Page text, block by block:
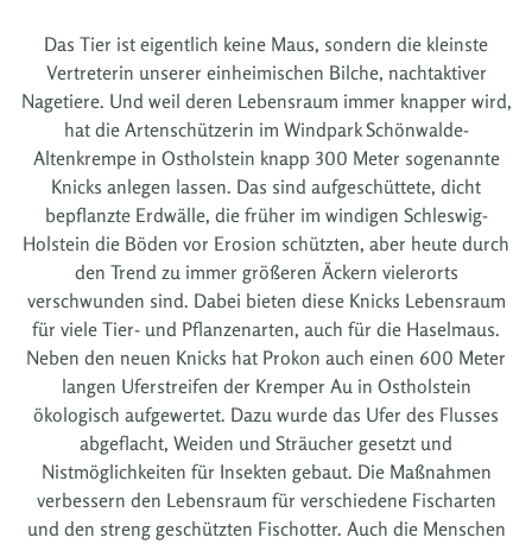
Das Tier ist eigentlich keine Maus, sondern die kleinste
Vertreterin unserer einheimischen Bilche, nachtaktiver
Nagetiere. Und weil deren Lebensraum immer knapper wird,
hat die Artenschützerin im Windpark Schönwalde-
Altenkrempe in Ostholstein knapp 300 Meter sogenannte
Knicks anlegen lassen. Das sind aufgeschüttete, dicht
bepflanzte Erdwälle, die früher im windigen Schleswig-
Holstein die Böden vor Erosion schützten, aber heute durch
den Trend zu immer größeren Äckern vielerorts
verschwunden sind. Dabei bieten diese Knicks Lebensraum
für viele Tier- und Pflanzenarten, auch für die Haselmaus.
Neben den neuen Knicks hat Prokon auch einen 600 Meter
langen Uferstreifen der Kremper Au in Ostholstein
ökologisch aufgewertet. Dazu wurde das Ufer des Flusses
abgeflacht, Weiden und Sträucher gesetzt und
Nistmöglichkeiten für Insekten gebaut. Die Maßnahmen
verbessern den Lebensraum für verschiedene Fischarten
und den streng geschützten Fischotter. Auch die Menschen